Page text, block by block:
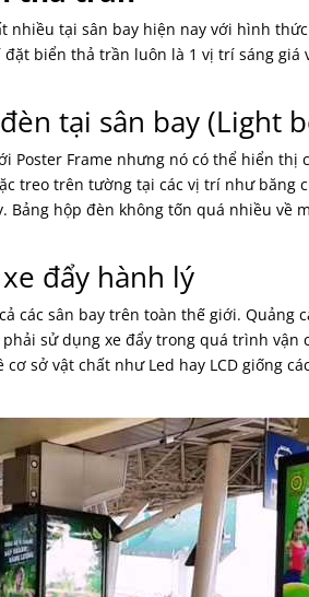
nhiều tại sân bay hiện nay với hình
biển thả trần luôn là 1 vị trí sáng
tại sân bay (Light
Poster Frame nhưng nó có thể hiển thị
treo trên tường tại các vị trí như băng
Bảng hộp đèn không tốn quá nhiều về
đẩy hành lý
các sân bay trên toàn thế giới. Quảng
sử dụng xe đẩy trong quá trình
sở vật chất như Led hay LCD giống